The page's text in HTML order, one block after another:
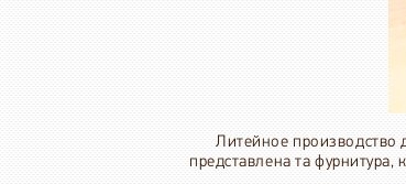
Литейное производство
представлена та фурнитура,